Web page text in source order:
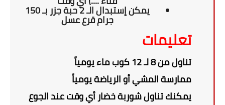
يمكن إستبدال الـ 2 حبة جزر بـ 150
جرام قرع عسل
تعليمات
تناول من 8 لـ 12 كوب ماء يومياً
ممارسة المشي أو الرياضة يومياً
يمكنك تناول شوربة خضار أي وقت عند الجوع